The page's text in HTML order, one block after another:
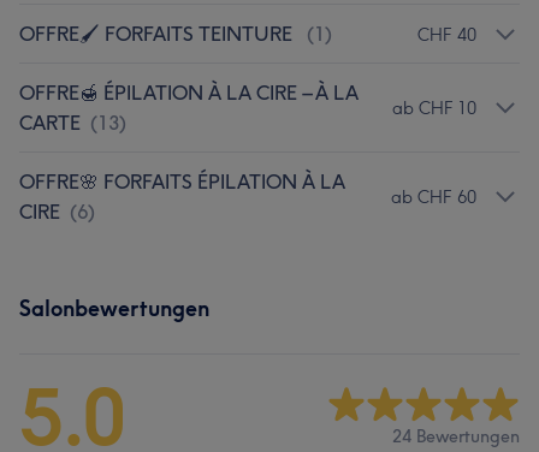
OFFRE🖌️ FORFAITS TEINTURE (1) CHF 40
OFFRE🍯 ÉPILATION À LA CIRE – À LA
CARTE (13)
ab CHF 10
OFFRE🌸 FORFAITS ÉPILATION À LA
CIRE (6)
ab CHF 60
Salonbewertungen
5.0 24 Bewertungen